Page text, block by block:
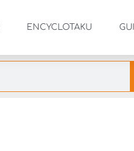
ENCYCLOTAKU